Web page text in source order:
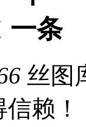
丝图
赖！